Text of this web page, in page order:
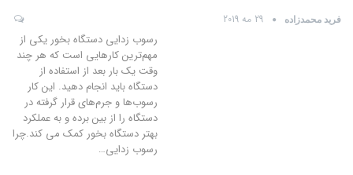
فرید محمدزاده 29 مه 2019
رسوب زدایی دستگاه بخور یکی از
مهم‌ترین کارهایی است که هر چند
وقت یک بار بعد از استفاده از
دستگاه باید انجام دهید. این کار
رسوب‌ها و جرم‌های قرار گرفته در
دستگاه را از بین برده و به عملکرد
بهتر دستگاه بخور کمک می کند.چرا
رسوب زدایی…